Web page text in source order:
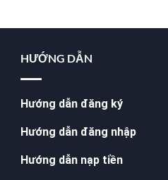
HƯỚNG DẪN
Hướng dẫn đăng ký
Hướng dẫn đăng nhập
Hướng dẫn nạp tiền